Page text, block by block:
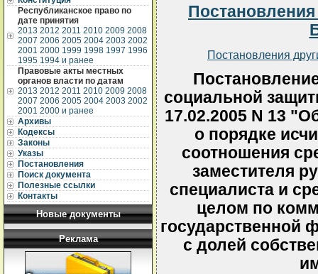
Республиканское право по
дате принятия
2013 2012 2011 2010 2009 2008
2007 2006 2005 2004 2003 2002
2001 2000 1999 1998 1997 1996
1995 1994 и ранее
Правовые акты местных
органов власти по датам
2013 2012 2011 2010 2009 2008
2007 2006 2005 2004 2003 2002
2001 2000 и ранее
Архивы
Кодексы
Законы
Указы
Постановления
Поиск документа
Полезные ссылки
Контакты
Новые документы
Реклама
Постановления
социальной
17.02.2005 N 13
о порядке
соотношения
заместителя
специалиста и
целом по
государственной
с долей